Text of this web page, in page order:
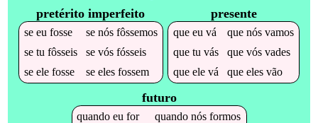
pretérito imperfeito
se eu fosse se nós fôssemos
se tu fôsseis se vós fósseis
se ele fosse se eles fossem
presente
que eu vá que nós vamos
que tu vás que vós vades
que ele vá que eles vão
futuro
quandoeufor quandonósformos